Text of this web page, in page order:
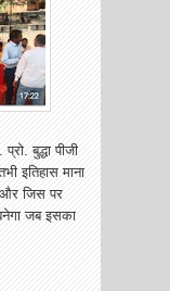
बुद्धा पीजी
इतिहास माना
जिस पर
जब इसका